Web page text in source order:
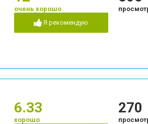
очень хорошо
Я рекомендую
6.33
хорошо
270